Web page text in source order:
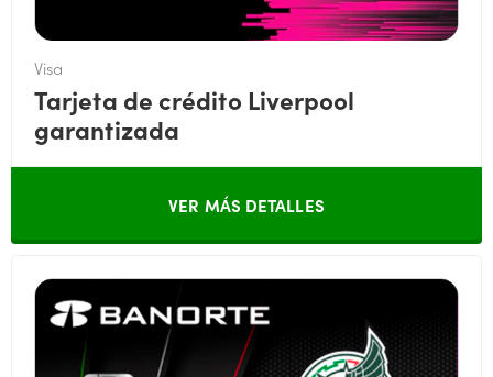
Visa
Tarjeta de crédito Liverpool
garantizada
VER MÁS DETALLES